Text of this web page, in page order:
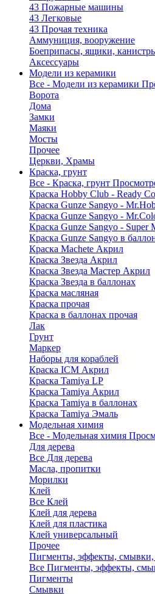
43 Пожарные машины
43 Легковые
43 Прочая техника
Аммуниция, вооружение
Боеприпасы, ящики,
Аксессуары
Модели из керамики
Все - Модели из керамики
Ворота
Дома
Замки
Маяки
Мосты
Прочее
Церкви, Храмы
Краска, грунт
Все - Краска, грунт
Краска Hobby Club - Ready
Краска Gunze Sangyo -
Краска Gunze Sangyo -
Краска Gunze Sangyo - Super
Краска Gunze Sangyo в
Краска Machete Акрил
Краска Звезда Акрил
Краска Звезда Мастер Акрил
Краска Звезда в баллонах
Краска масляная
Краска прочая
Краска в баллонах прочая
Лак
Грунт
Маркер
Наборы для кораблей
Краска ICM Акрил
Краска Tamiya LP
Краска Tamiya Акрил
Краска Tamiya в баллонах
Краска Tamiya Эмаль
Модельная химия
Все - Модельная химия
Для дерева
Все Для дерева
Масла, пропитки
Морилки
Клей
Все Клей
Клей для дерева
Клей для пластика
Клей универсальный
Прочее
Пигменты, эффекты, смывки,
Все Пигменты, эффекты,
Пигменты
Смывки